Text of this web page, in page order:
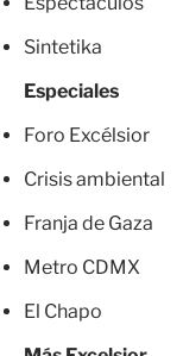
Sintetika
Especiales
Foro Excélsior
Crisis ambiental
Franja de Gaza
Metro CDMX
El Chapo